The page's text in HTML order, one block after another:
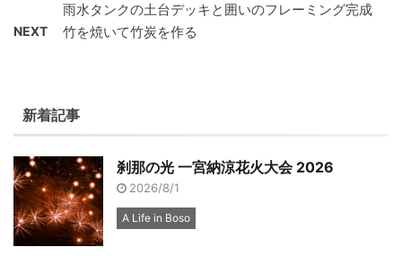
雨水タンクの土台デッキと囲いのフレーミング完成
NEXT 竹を焼いて竹炭を作る
新着記事
刹那の光 一宮納涼花火大会 2026
2026/8/1
A Life in Boso